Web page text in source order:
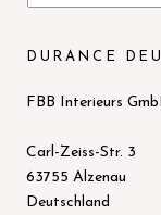
DURANCE
FBB Interieurs
Carl-Zeiss-Str. 3
63755 Alzenau
Deutschland